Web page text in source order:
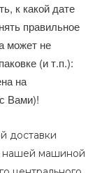
к какой дате
правильное
может не
(и т.п.):
на
Вами)!
доставки
нашей машиной